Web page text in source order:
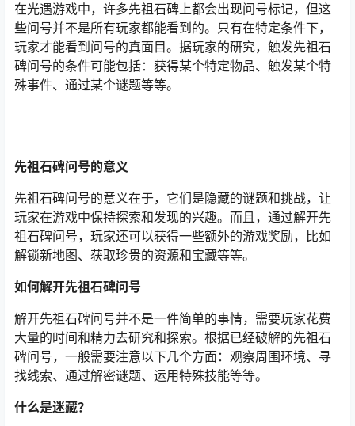
在光遇游戏中，许多先祖石碑上都会出现问号标记，但这
些问号并不是所有玩家都能看到的。只有在特定条件下，
玩家才能看到问号的真面目。据玩家的研究，触发先祖石
碑问号的条件可能包括：获得某个特定物品、触发某个特
殊事件、通过某个谜题等等。
先祖石碑问号的意义
先祖石碑问号的意义在于，它们是隐藏的谜题和挑战，让
玩家在游戏中保持探索和发现的兴趣。而且，通过解开先
祖石碑问号，玩家还可以获得一些额外的游戏奖励，比如
解锁新地图、获取珍贵的资源和宝藏等等。
如何解开先祖石碑问号
解开先祖石碑问号并不是一件简单的事情，需要玩家花费
大量的时间和精力去研究和探索。根据已经破解的先祖石
碑问号，一般需要注意以下几个方面：观察周围环境、寻
找线索、通过解密谜题、运用特殊技能等等。
什么是迷藏？